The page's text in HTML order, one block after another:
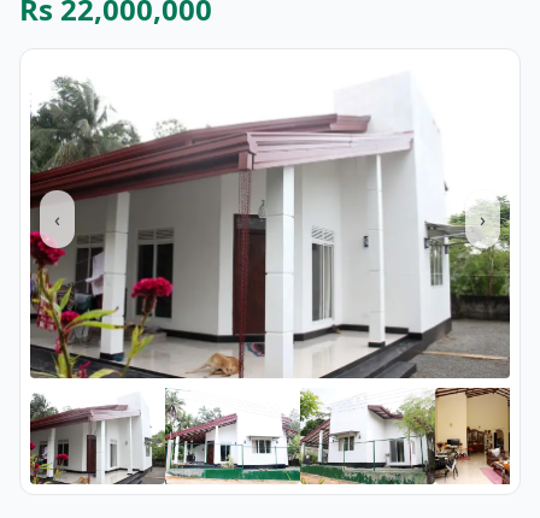
Rs 22,000,000
‹ ›